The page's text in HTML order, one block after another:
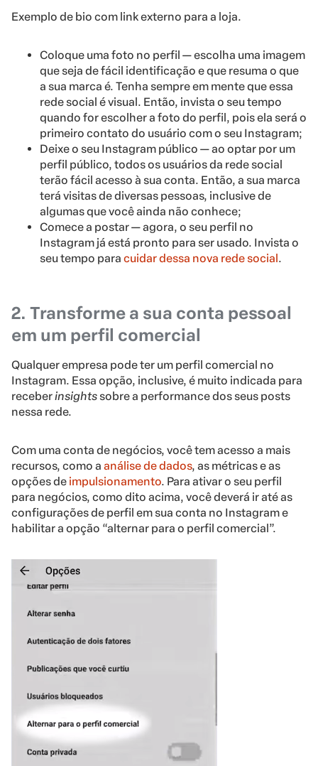
Exemplo de bio com link externo para a loja.
Coloque uma foto no perfil — escolha uma imagem
que seja de fácil identificação e que resuma o que
a sua marca é. Tenha sempre em mente que essa
rede social é visual. Então, invista o seu tempo
quando for escolher a foto do perfil, pois ela será o
primeiro contato do usuário com o seu Instagram;
Deixe o seu Instagram público — ao optar por um
perfil público, todos os usuários da rede social
terão fácil acesso à sua conta. Então, a sua marca
terá visitas de diversas pessoas, inclusive de
algumas que você ainda não conhece;
Comece a postar — agora, o seu perfil no
Instagram já está pronto para ser usado. Invista o
seu tempo para cuidar dessa nova rede social.
2. Transforme a sua conta pessoal
em um perfil comercial
Qualquer empresa pode ter um perfil comercial no
Instagram. Essa opção, inclusive, é muito indicada para
receberinsightssobre a performance dos seus posts
nessa rede.
Com uma conta de negócios, você tem acesso a mais
recursos, como a análise de dados, as métricas e as
opções de impulsionamento. Para ativar o seu perfil
para negócios, como dito acima, você deverá ir até as
configurações de perfil em sua conta no Instagram e
habilitar a opção “alternar para o perfil comercial”.